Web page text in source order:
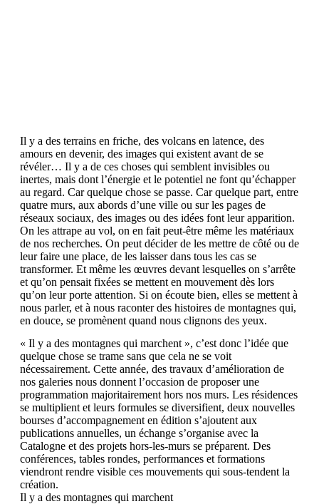
Il y a des terrains en friche, des volcans en latence, des
amours en devenir, des images qui existent avant de se
révéler… Il y a de ces choses qui semblent invisibles ou
inertes, mais dont l’énergie et le potentiel ne font qu’échapper
au regard. Car quelque chose se passe. Car quelque part, entre
quatre murs, aux abords d’une ville ou sur les pages de
réseaux sociaux, des images ou des idées font leur apparition.
On les attrape au vol, on en fait peut-être même les matériaux
de nos recherches. On peut décider de les mettre de côté ou de
leur faire une place, de les laisser dans tous les cas se
transformer. Et même les œuvres devant lesquelles on s’arrête
et qu’on pensait fixées se mettent en mouvement dès lors
qu’on leur porte attention. Si on écoute bien, elles se mettent à
nous parler, et à nous raconter des histoires de montagnes qui,
en douce, se promènent quand nous clignons des yeux.
« Il y a des montagnes qui marchent », c’est donc l’idée que
quelque chose se trame sans que cela ne se voit
nécessairement. Cette année, des travaux d’amélioration de
nos galeries nous donnent l’occasion de proposer une
programmation majoritairement hors nos murs. Les résidences
se multiplient et leurs formules se diversifient, deux nouvelles
bourses d’accompagnement en édition s’ajoutent aux
publications annuelles, un échange s’organise avec la
Catalogne et des projets hors-les-murs se préparent. Des
conférences, tables rondes, performances et formations
viendront rendre visible ces mouvements qui sous-tendent la
création.
Il y a des montagnes qui marchent